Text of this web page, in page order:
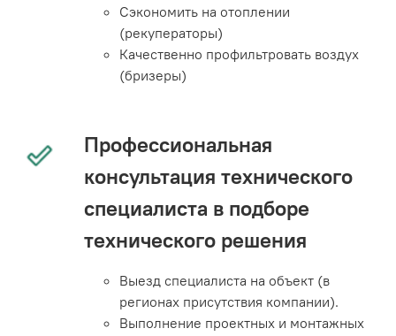
Сэкономить на отоплении
(рекуператоры)
Качественно профильтровать воздух
(бризеры)
Профессиональная
консультация технического
специалиста в подборе
технического решения
Выезд специалиста на объект (в
регионах присутствия компании).
Выполнение проектных и монтажных